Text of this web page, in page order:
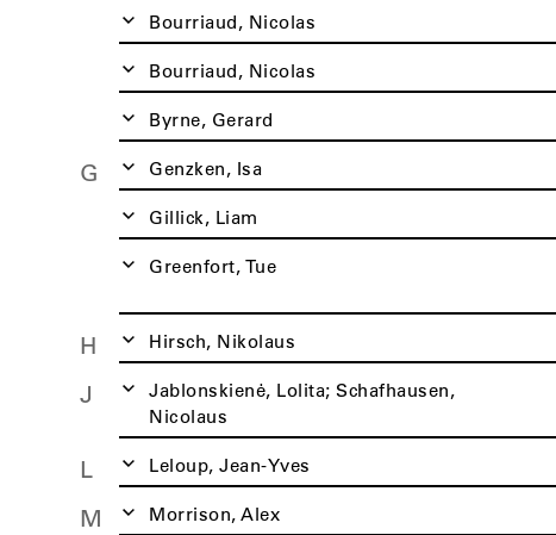
Bourriaud, Nicolas
Bourriaud, Nicolas
Byrne, Gerard
G Genzken, Isa
Gillick, Liam
Greenfort, Tue
H Hirsch, Nikolaus
J
Jablonskienė, Lolita; Schafhausen,
Nicolaus
L Leloup, Jean-Yves
M Morrison, Alex